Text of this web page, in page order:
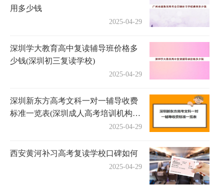
用多少钱
2025-04-29
深圳学大教育高中复读辅导班价格多
少钱(深圳初三复读学校)
2025-04-29
深圳新东方高考文科一对一辅导收费
标准一览表(深圳成人高考培训机构有
2025-04-29
西安黄河补习高考复读学校口碑如何
2025-04-29